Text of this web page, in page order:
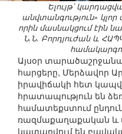
Ելույթ՝
անվտանգություն» կլոր
որին մասնակցում էին
Ն.Ն. Բորդյուժան և
Այսօր
հարցերը, Մերձավոր
իրավիճակի հետ
հրատապություն են
համատեքստում
ռազմաքաղաքական և
կատարվում են